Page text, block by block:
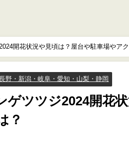
開花状況や見頃は？屋台や駐車場やア
野・新潟・岐阜・愛知・山梨・静岡
ゲツツジ2024開花
？